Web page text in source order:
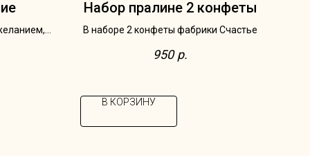
Набор пралине 2 конфеты
В наборе 2 конфеты фабрики Счастье
950 р.
В КОРЗИНУ